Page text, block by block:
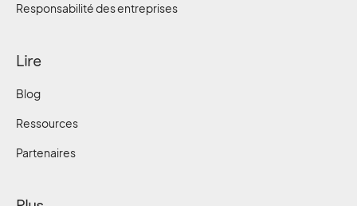
Responsabilité des entreprises
Lire
Blog
Ressources
Partenaires